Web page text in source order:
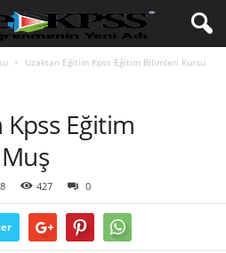
Uzaktan Eğitim Kpss Eğitim Bilimleri Kursu
Eğitim
427 0